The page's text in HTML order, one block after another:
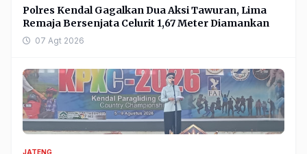
Polres Kendal Gagalkan Dua Aksi Tawuran, Lima
Remaja Bersenjata Celurit 1,67 Meter Diamankan
07 Agt 2026
JATENG